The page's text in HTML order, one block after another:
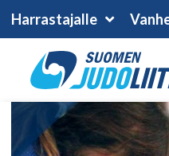
Harrastajalle